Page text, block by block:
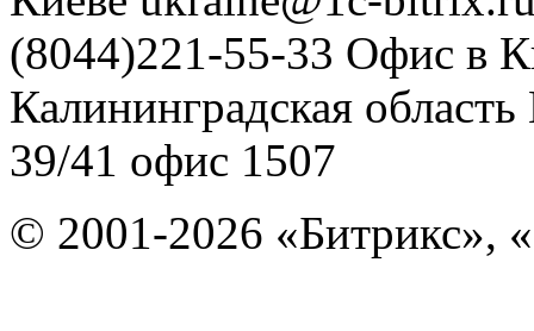
(8044)221-55-33 Офис в
Калининградская область
39/41 офис 1507
© 2001-2026 «Битрикс»,